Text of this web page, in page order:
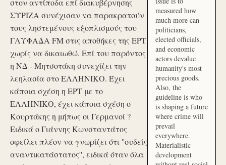
στον αντίποδα επί διακυβέρνησης
ΣΥΡΙΖΑ συνέχισαν να παρακρατούν
τους ληστεμένους εξοπλισμούς του
ΓΛΥΦΑΔΑ FM στις αποθήκες της ΕΡΤ
χωρίς να δικαιωθώ. Επί του παρόντος
η ΝΔ - Μητσοτάκη συνεχίζει την
λεηλασία στο ΕΛΛΗΝΙΚΟ. Έχει
κάποια σχέση η ΕΡΤ με το
ΕΛΛΗΝΙΚΟ, έχει κάποια σχέση ο
Κουρτάκης η μήπως οι Γερμανοί ?
Ειδικά ο Γιάννης Κωνσταντάτος
οφείλει πλέον να γνωρίζει ότι ''ουδείς
αναντικατάστατος'', ειδικά όταν όλα
measured how
much more can
politicians,
elected officials,
and economic
actors devalue
humanity's most
precious goods.
Also, the
guideline is who
is shaping a future
where crime will
prevail
everywhere.
Materialistic
development